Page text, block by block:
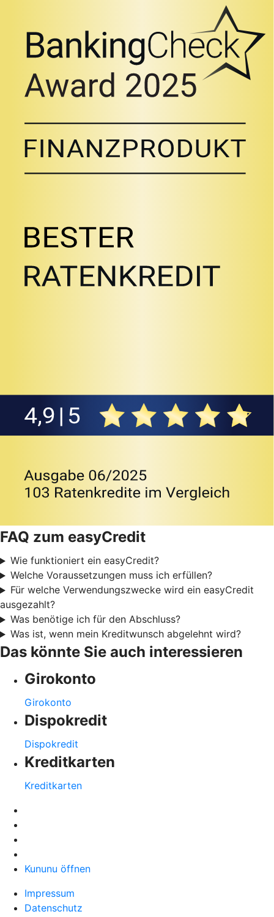
FAQ zum easyCredit
Wie funktioniert ein easyCredit?
Welche Voraussetzungen muss ich erfüllen?
Für welche Verwendungszwecke wird ein easyCredit
ausgezahlt?
Was benötige ich für den Abschluss?
Was ist, wenn mein Kreditwunsch abgelehnt wird?
Das könnte Sie auch interessieren
Girokonto
Girokonto
Dispokredit
Dispokredit
Kreditkarten
Kreditkarten
Kununu öffnen
Impressum
Datenschutz